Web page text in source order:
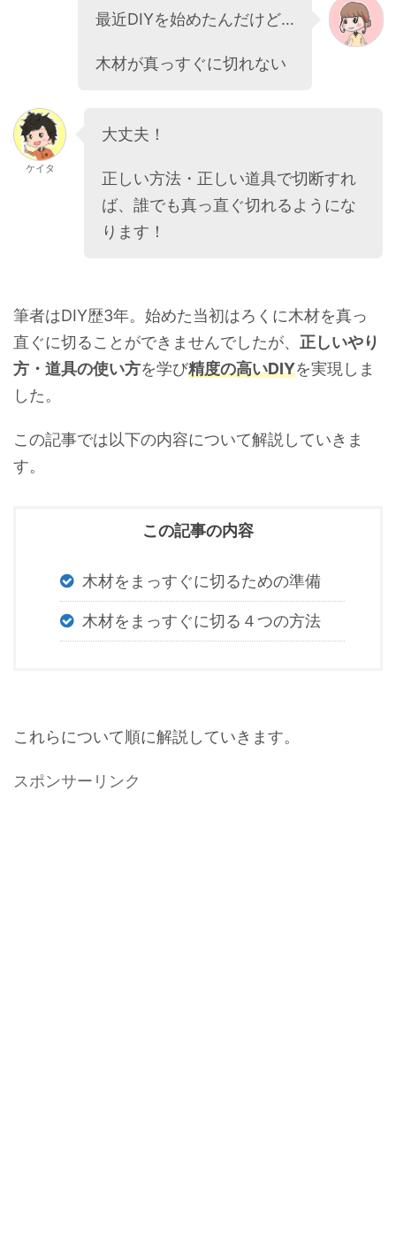
最近DIYを始めたんだけど…
木材が真っすぐに切れない
ケイタ
大丈夫！
正しい方法・正しい道具で切断すれ
ば、誰でも真っ直ぐ切れるようにな
ります！
筆者はDIY歴3年。始めた当初はろくに木材を真っ
直ぐに切ることができませんでしたが、 正しいやり
方・道具の使い方を学び精度の高いDIYを実現しま
した。
この記事では以下の内容について解説していきま
す。
この記事の内容
木材をまっすぐに切るための準備
木材をまっすぐに切る４つの方法
これらについて順に解説していきます。
スポンサーリンク